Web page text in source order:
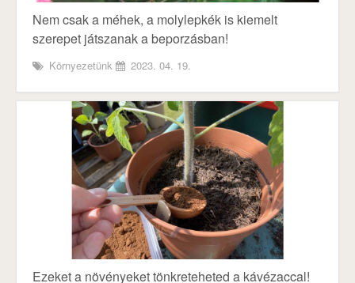
Nem csak a méhek, a molylepkék is kiemelt
szerepet játszanak a beporzásban!
Környezetünk 2023. 04. 19.
Ezeket a növényeket tönkreteheted a kávézaccal!